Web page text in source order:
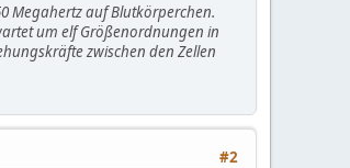
Megahertz auf Blutkörperchen.
um elf Größenordnungen in
zwischen den Zellen
#2